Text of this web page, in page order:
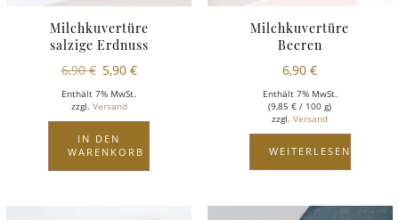
Milchkuvertüre
salzige Erdnuss
6,90€ 5,90 €
Enthält 7% MwSt.
zzgl. Versand
IN DEN
WARENKORB
Milchkuvertüre
Beeren
6,90€
Enthält 7% MwSt.
(9,85€ / 100 g)
zzgl.Versand
WEITERLESEN